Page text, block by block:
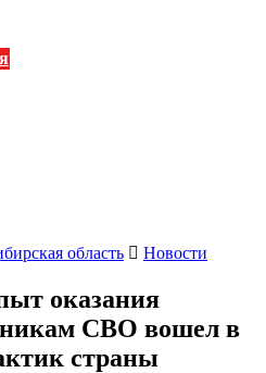
область Новости
оказания
СВО вошел в
страны